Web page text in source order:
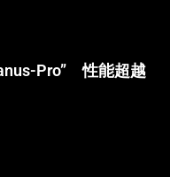
Pro” 性能超越